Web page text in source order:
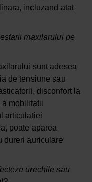
incluzand atat
maxilarului pe
sunt adesea
de tensiune sau
disconfort la
mobilitatii
articulatiei
poate aparea
dureri auriculare
urechile sau